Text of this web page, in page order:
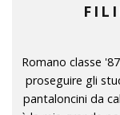
Romano classe
proseguire gli
pantaloncini da